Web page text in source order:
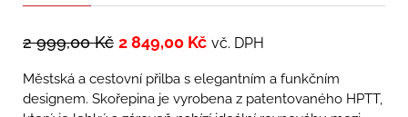
2 999,00Kč 2 849,00 Kč vč. DPH
Městská a cestovní přilba s elegantním a funkčním
designem. Skořepina je vyrobena z patentovaného HPTT,